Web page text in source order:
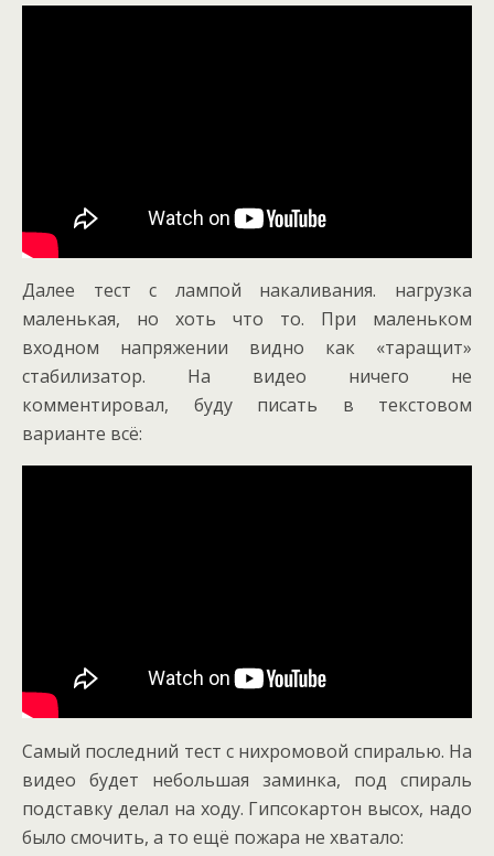
Далее тест с лампой накаливания. нагрузка
маленькая, но хоть что то. При маленьком
входном напряжении видно как «таращит»
стабилизатор. На видео ничего не
комментировал, буду писать в текстовом
варианте всё:
Самый последний тест с нихромовой спиралью. На
видео будет небольшая заминка, под спираль
подставку делал на ходу. Гипсокартон высох, надо
было смочить, а то ещё пожара не хватало: